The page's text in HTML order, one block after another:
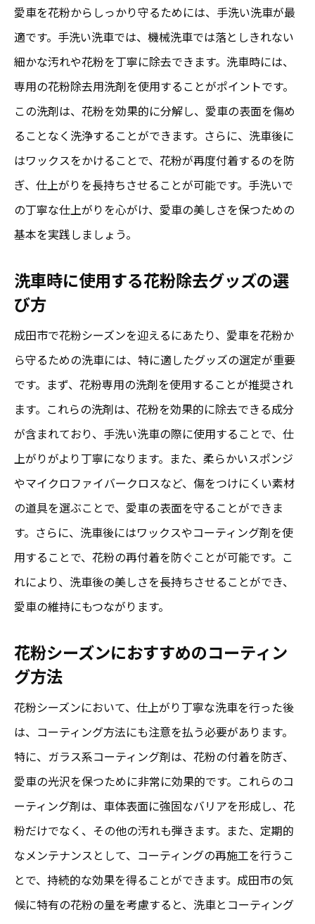
花粉を洗車で除去するための基本テクニッ
おすすめの洗車グッズで花粉を徹底除去
花粉シーズン中の洗車頻度の目安
花粉による塗装ダメージを防ぐ方法
成田市の気候に合わせた洗車方法の工夫
洗車後のクリーニングでさらなる花粉防止
花粉シーズンの洗車仕上がりを丁寧にする方法
とは
プロに学ぶ丁寧な洗車の手順
自宅で簡単にできる仕上げのコツ
洗車後のコーディングで長持ち仕上げ
仕上がりをプロ並みにするためのチェック
ポイント
口コミで選ぶ成田市の花粉に強い洗車サービス
愛車を守る地元の洗車業者の選び方
成田市のおすすめ洗車サービスの口コミま
とめ
口コミから選ぶ信頼できる洗車業者
地元で人気の洗車スポット
成田市の洗車方法花粉の影響を最小限に抑える
テクニック
花粉シーズンにおすすめの洗車テクニック
洗車時に活用したい花粉対策アイテム
専門家が教える洗車のタイミングと頻度
花粉除去のための効果的な洗車法
成田市特有の気候を考慮した洗車計画
持続可能な洗車方法で愛車を保護
愛車を花粉からしっかり守るためには、手洗い洗車が最
適です。手洗い洗車では、機械洗車では落としきれない
細かな汚れや花粉を丁寧に除去できます。洗車時には、
専用の花粉除去用洗剤を使用することがポイントです。
この洗剤は、花粉を効果的に分解し、愛車の表面を傷め
ることなく洗浄することができます。さらに、洗車後に
はワックスをかけることで、花粉が再度付着するのを防
ぎ、仕上がりを長持ちさせることが可能です。手洗いで
の丁寧な仕上がりを心がけ、愛車の美しさを保つための
基本を実践しましょう。
洗車時に使用する花粉除去グッズの選
び方
成田市で花粉シーズンを迎えるにあたり、愛車を花粉か
ら守るための洗車には、特に適したグッズの選定が重要
です。まず、花粉専用の洗剤を使用することが推奨され
ます。これらの洗剤は、花粉を効果的に除去できる成分
が含まれており、手洗い洗車の際に使用することで、仕
上がりがより丁寧になります。また、柔らかいスポンジ
やマイクロファイバークロスなど、傷をつけにくい素材
の道具を選ぶことで、愛車の表面を守ることができま
す。さらに、洗車後にはワックスやコーティング剤を使
用することで、花粉の再付着を防ぐことが可能です。こ
れにより、洗車後の美しさを長持ちさせることができ、
愛車の維持にもつながります。
花粉シーズンにおすすめのコーティン
グ方法
花粉シーズンにおいて、仕上がり丁寧な洗車を行った後
は、コーティング方法にも注意を払う必要があります。
特に、ガラス系コーティング剤は、花粉の付着を防ぎ、
愛車の光沢を保つために非常に効果的です。これらのコ
ーティング剤は、車体表面に強固なバリアを形成し、花
粉だけでなく、その他の汚れも弾きます。また、定期的
なメンテナンスとして、コーティングの再施工を行うこ
とで、持続的な効果を得ることができます。成田市の気
候に特有の花粉の量を考慮すると、洗車とコーティング